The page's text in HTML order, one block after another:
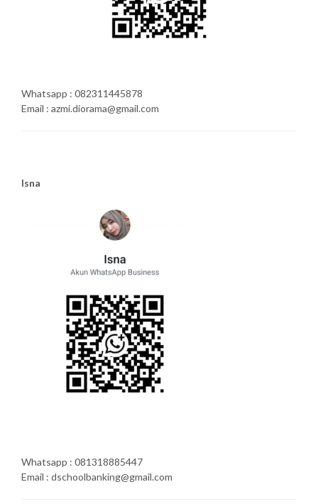
Whatsapp : 082311445878
Email : azmi.diorama@gmail.com
Isna
Whatsapp : 081318885447
Email : dschoolbanking@gmail.com